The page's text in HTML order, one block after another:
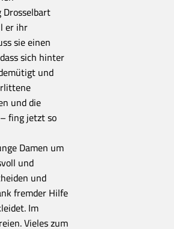
er ihr
sie einen
sich hinter
und
und die
fing jetzt so
Damen um
und
und
fremder Hilfe
Im
Vieles zum